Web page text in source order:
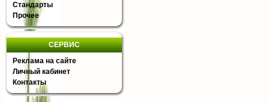
Стандарты
Прочее
СЕРВИС
Реклама на сайте
Личный кабинет
Контакты